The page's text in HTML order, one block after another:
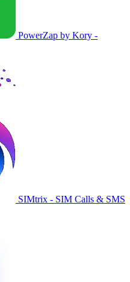
PowerZap by Kory -
SIMtrix - SIM Calls & SMS